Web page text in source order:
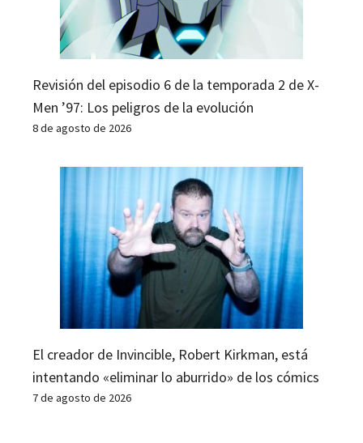
Revisión del episodio 6 de la temporada 2 de X-
Men ’97: Los peligros de la evolución
8 de agosto de 2026
El creador de Invincible, Robert Kirkman, está
intentando «eliminar lo aburrido» de los cómics
7 de agosto de 2026